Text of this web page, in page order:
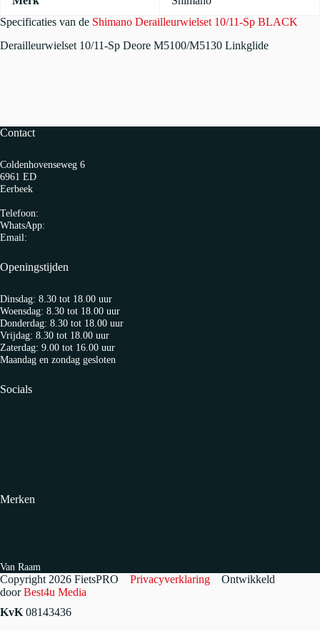
Specificaties van de Shimano Derailleurwielset 10/11-Sp BLACK
Derailleurwielset 10/11-Sp Deore M5100/M5130 Linkglide
Contact
Coldenhovenseweg 6
6961 ED
Eerbeek
Telefoon:
WhatsApp:
Email:
Openingstijden
Dinsdag: 8.30 tot 18.00 uur
Woensdag: 8.30 tot 18.00 uur
Donderdag: 8.30 tot 18.00 uur
Vrijdag: 8.30 tot 18.00 uur
Zaterdag: 9.00 tot 16.00 uur
Maandag en zondag gesloten
Socials
Merken
Van Raam
Copyright 2026 FietsPRO Privacyverklaring Ontwikkeld
doorBest4u Media
KvK08143436